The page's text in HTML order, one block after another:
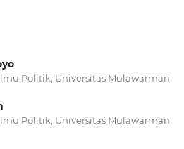
Politik, Universitas Mulawarman
Politik, Universitas Mulawarman